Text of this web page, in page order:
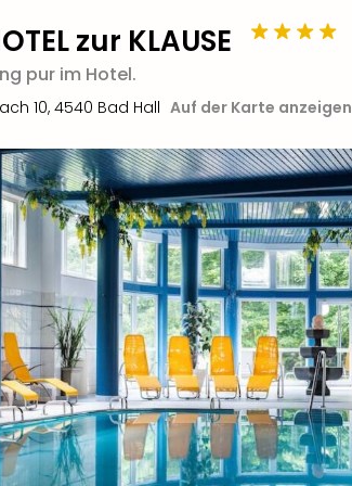
zur KLAUSE
pur im Hotel.
10, 4540 Bad Hall Auf der Karte anzeigen